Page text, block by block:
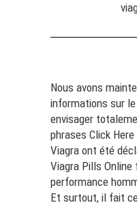
Nous avons
informations sur
envisager
phrases Click
Viagra ont été
Viagra Pills Online
performance
Et surtout, il fait